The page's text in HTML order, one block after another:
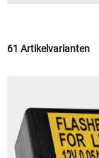
61 Artikelvarianten